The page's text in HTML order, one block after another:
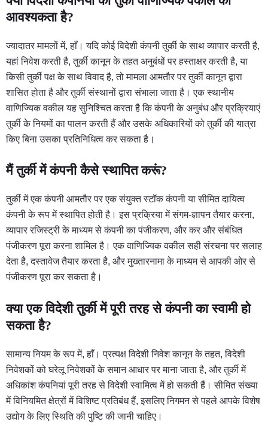
आवश्यकता है?
ज्यादातर मामलों में, हाँ। यदि कोई विदेशी कंपनी तुर्की के साथ व्यापार करती है,
यहां निवेश करती है, तुर्की कानून के तहत अनुबंधों पर हस्ताक्षर करती है, या
किसी तुर्की पक्ष के साथ विवाद है, तो मामला आमतौर पर तुर्की कानून द्वारा
शासित होता है और तुर्की संस्थानों द्वारा संभाला जाता है। एक स्थानीय
वाणिज्यिक वकील यह सुनिश्चित करता है कि कंपनी के अनुबंध और प्रक्रियाएं
तुर्की के नियमों का पालन करती हैं और उसके अधिकारियों को तुर्की की यात्रा
किए बिना उसका प्रतिनिधित्व कर सकता है।
मैं तुर्की में कंपनी कैसे स्थापित करूं?
तुर्की में एक कंपनी आमतौर पर एक संयुक्त स्टॉक कंपनी या सीमित दायित्व
कंपनी के रूप में स्थापित होती है। इस प्रक्रिया में संगम-ज्ञापन तैयार करना,
व्यापार रजिस्ट्री के माध्यम से कंपनी का पंजीकरण, और कर और संबंधित
पंजीकरण पूरा करना शामिल है। एक वाणिज्यिक वकील सही संरचना पर सलाह
देता है, दस्तावेज तैयार करता है, और मुख्तारनामा के माध्यम से आपकी ओर से
पंजीकरण पूरा कर सकता है।
क्या एक विदेशी तुर्की में पूरी तरह से कंपनी का स्वामी हो
सकता है?
सामान्य नियम के रूप में, हाँ। प्रत्यक्ष विदेशी निवेश कानून के तहत, विदेशी
निवेशकों को घरेलू निवेशकों के समान आधार पर माना जाता है, और तुर्की में
अधिकांश कंपनियां पूरी तरह से विदेशी स्वामित्व में हो सकती हैं। सीमित संख्या
में विनियमित क्षेत्रों में विशिष्ट प्रतिबंध हैं, इसलिए निगमन से पहले आपके विशेष
उद्योग के लिए स्थिति की पुष्टि की जानी चाहिए।